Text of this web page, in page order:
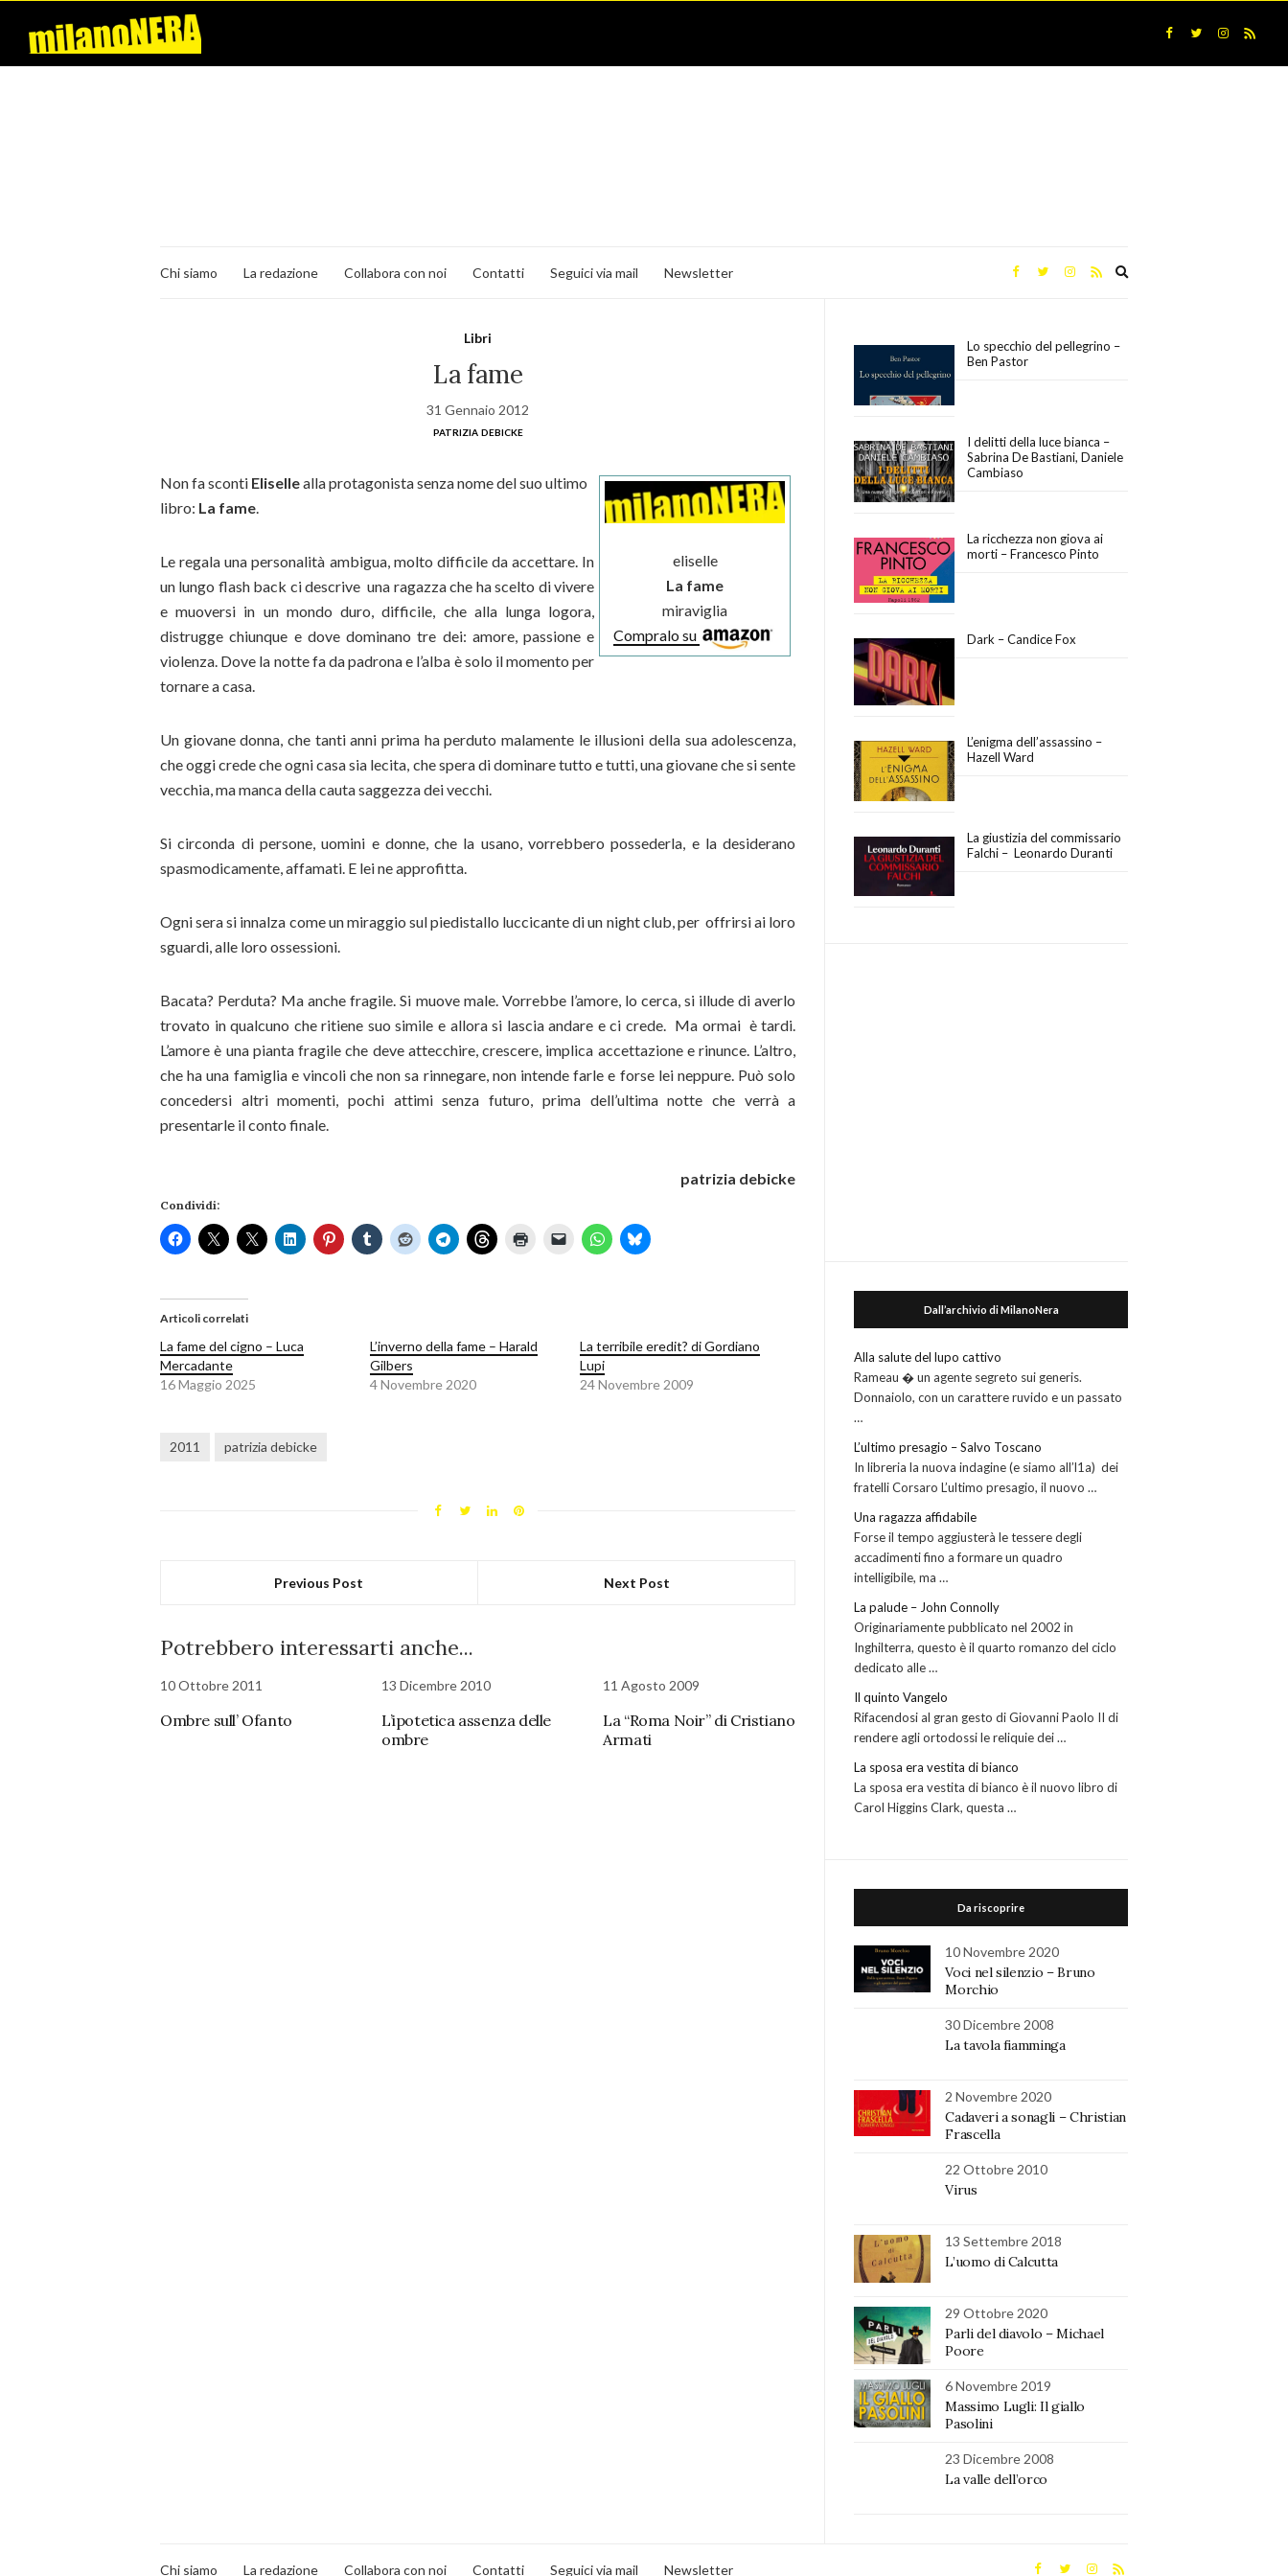
Chi siamo La redazione Collabora con noi Contatti Seguici via mail Newsletter
Libri
La fame
31 Gennaio 2012
patrizia debicke
eliselle
La fame
miraviglia
Compralo su
Non fa sconti Elisellealla protagonista senza nome del suo ultimo
libro: La fame.
Le regala una personalità ambigua, molto difficile da accettare. In
un lungo flash back ci descrive una ragazza che ha scelto di vivere
e muoversi in un mondo duro, difficile, che alla lunga logora,
distrugge chiunque e dove dominano tre dei: amore, passione e
violenza. Dove la notte fa da padrona e l’alba è solo il momento per
tornare a casa.
Un giovane donna, che tanti anni prima ha perduto malamente le illusioni della sua adolescenza,
che oggi crede che ogni casa sia lecita, che spera di dominare tutto e tutti, una giovane che si sente
vecchia, ma manca della cauta saggezza dei vecchi.
Si circonda di persone, uomini e donne, che la usano, vorrebbero possederla, e la desiderano
spasmodicamente, affamati. E lei ne approfitta.
Ogni sera si innalza come un miraggio sul piedistallo luccicante di un night club, per offrirsi ai loro
sguardi, alle loro ossessioni.
Bacata? Perduta? Ma anche fragile. Si muove male. Vorrebbe l’amore, lo cerca, si illude di averlo
trovato in qualcuno che ritiene suo simile e allora si lascia andare e ci crede. Ma ormai è tardi.
L’amore è una pianta fragile che deve attecchire, crescere, implica accettazione e rinunce. L’altro,
che ha una famiglia e vincoli che non sa rinnegare, non intende farle e forse lei neppure. Può solo
concedersi altri momenti, pochi attimi senza futuro, prima dell’ultima notte che verrà a
presentarle il conto finale.
patrizia debicke
Condividi:
Articoli correlati
La fame del cigno – Luca
Mercadante
16 Maggio 2025
L’inverno della fame – Harald
Gilbers
4 Novembre 2020
La terribile eredit? di Gordiano
Lupi
24 Novembre 2009
2011 patrizia debicke
Previous Post Next Post
Potrebbero interessarti anche...
10 Ottobre 2011
Ombre sull’ Ofanto
13 Dicembre 2010
L’ipotetica assenza delle
ombre
11 Agosto 2009
La “Roma Noir” di Cristiano
Armati
Lo specchio del pellegrino –
Ben Pastor
I delitti della luce bianca –
Sabrina De Bastiani, Daniele
Cambiaso
La ricchezza non giova ai
morti – Francesco Pinto
Dark – Candice Fox
L’enigma dell’assassino –
Hazell Ward
La giustizia del commissario
Falchi – Leonardo Duranti
Dall’archivio di MilanoNera
Alla salute del lupo cattivo
Rameau � un agente segreto sui generis.
Donnaiolo, con un carattere ruvido e un passato
…
L’ultimo presagio – Salvo Toscano
In libreria la nuova indagine (e siamo all’l1a) dei
fratelli Corsaro L’ultimo presagio, il nuovo …
Una ragazza affidabile
Forse il tempo aggiusterà le tessere degli
accadimenti fino a formare un quadro
intelligibile, ma …
La palude – John Connolly
Originariamente pubblicato nel 2002 in
Inghilterra, questo è il quarto romanzo del ciclo
dedicato alle …
Il quinto Vangelo
Rifacendosi al gran gesto di Giovanni Paolo II di
rendere agli ortodossi le reliquie dei …
La sposa era vestita di bianco
La sposa era vestita di bianco è il nuovo libro di
Carol Higgins Clark, questa …
Da riscoprire
10 Novembre 2020
Voci nel silenzio – Bruno
Morchio
30 Dicembre 2008
La tavola fiamminga
2 Novembre 2020
Cadaveri a sonagli – Christian
Frascella
22 Ottobre 2010
Virus
13 Settembre 2018
L’uomo di Calcutta
29 Ottobre 2020
Parli del diavolo – Michael
Poore
6 Novembre 2019
Massimo Lugli: Il giallo
Pasolini
23 Dicembre 2008
La valle dell’orco
Chi siamo La redazione Collabora con noi Contatti Seguici via mail Newsletter